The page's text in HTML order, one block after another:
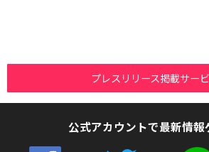
プレスリリース掲載サー
公式アカウントで最新情報